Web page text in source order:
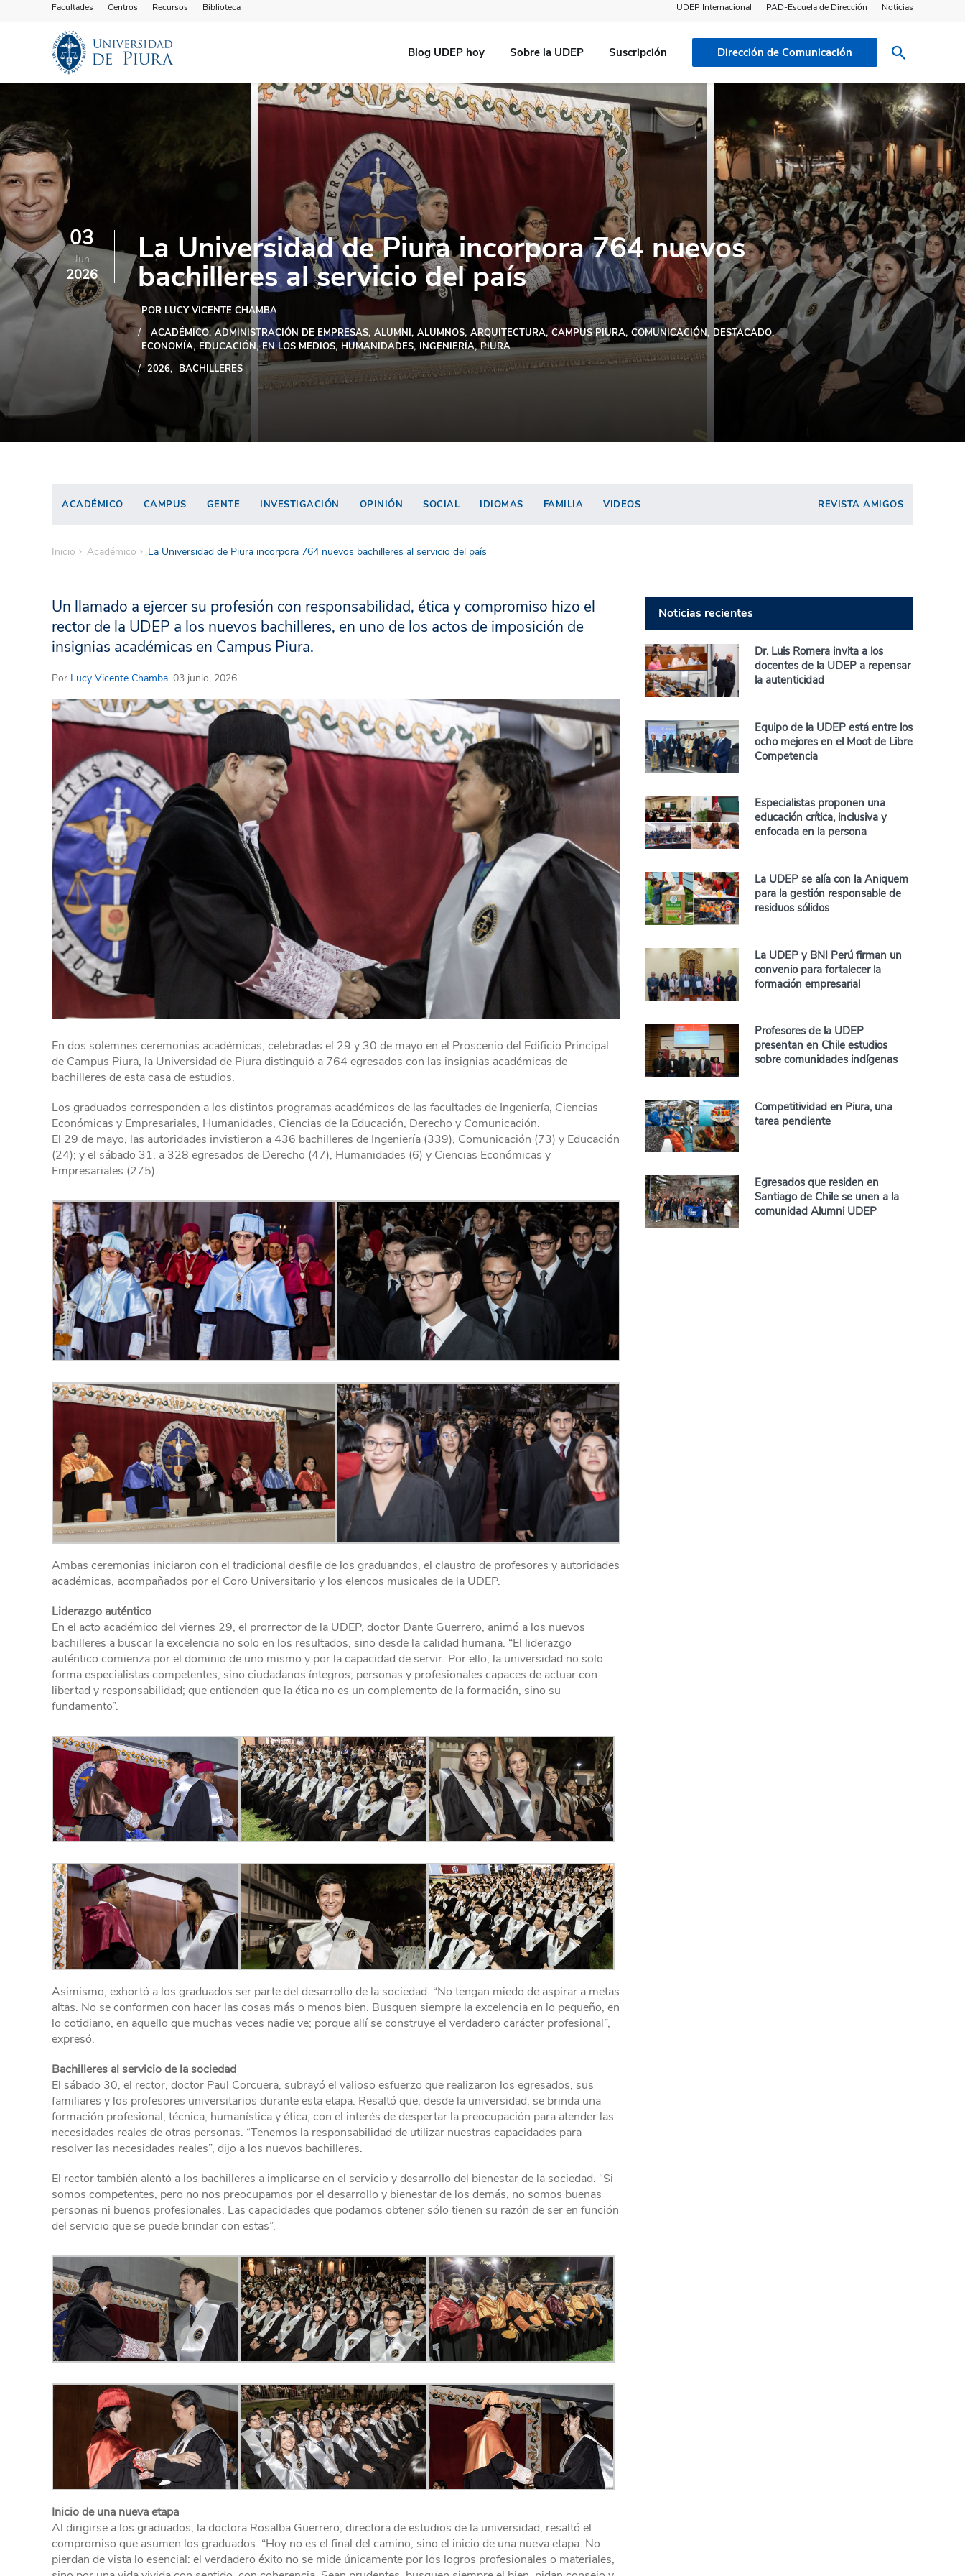
Facultades Centros Recursos Biblioteca UDEP Internacional PAD-Escuela de Dirección Noticias
Blog UDEP hoy Sobre la UDEP Suscripción Dirección de Comunicación
03
Jun
2026
La Universidad de Piura incorpora 764 nuevos
bachilleres al servicio del país
POR LUCY VICENTE CHAMBA
ACADÉMICO ADMINISTRACIÓN DE EMPRESAS ALUMNI ALUMNOS ARQUITECTURA CAMPUS PIURA COMUNICACIÓN DESTACADO
ECONOMÍA EDUCACIÓN EN LOS MEDIOS HUMANIDADES INGENIERÍA PIURA
2026
BACHILLERES
ACADÉMICO CAMPUS GENTE INVESTIGACIÓN OPINIÓN SOCIAL IDIOMAS FAMILIA VIDEOS REVISTA AMIGOS
Inicio Académico La Universidad de Piura incorpora 764 nuevos bachilleres al servicio del país
Un llamado a ejercer su profesión con responsabilidad, ética y compromiso hizo el
rector de la UDEP a los nuevos bachilleres, en uno de los actos de imposición de
insignias académicas en Campus Piura.
Por Lucy Vicente Chamba. 03 junio, 2026.
En dos solemnes ceremonias académicas, celebradas el 29 y 30 de mayo en el Proscenio del Edificio Principal
de Campus Piura, la Universidad de Piura distinguió a 764 egresados con las insignias académicas de
bachilleres de esta casa de estudios.
Los graduados corresponden a los distintos programas académicos de las facultades de Ingeniería, Ciencias
Económicas y Empresariales, Humanidades, Ciencias de la Educación, Derecho y Comunicación.
El 29 de mayo, las autoridades invistieron a 436 bachilleres de Ingeniería (339), Comunicación (73) y Educación
(24); y el sábado 31, a 328 egresados de Derecho (47), Humanidades (6) y Ciencias Económicas y
Empresariales (275).
Ambas ceremonias iniciaron con el tradicional desfile de los graduandos, el claustro de profesores y autoridades
académicas, acompañados por el Coro Universitario y los elencos musicales de la UDEP.
Liderazgo auténtico
En el acto académico del viernes 29, el prorrector de la UDEP, doctor Dante Guerrero, animó a los nuevos
bachilleres a buscar la excelencia no solo en los resultados, sino desde la calidad humana. “El liderazgo
auténtico comienza por el dominio de uno mismo y por la capacidad de servir. Por ello, la universidad no solo
forma especialistas competentes, sino ciudadanos íntegros; personas y profesionales capaces de actuar con
libertad y responsabilidad; que entienden que la ética no es un complemento de la formación, sino su
fundamento”.
Asimismo, exhortó a los graduados ser parte del desarrollo de la sociedad. “No tengan miedo de aspirar a metas
altas. No se conformen con hacer las cosas más o menos bien. Busquen siempre la excelencia en lo pequeño, en
lo cotidiano, en aquello que muchas veces nadie ve; porque allí se construye el verdadero carácter profesional”,
expresó.
Bachilleres al servicio de la sociedad
El sábado 30, el rector, doctor Paul Corcuera, subrayó el valioso esfuerzo que realizaron los egresados, sus
familiares y los profesores universitarios durante esta etapa. Resaltó que, desde la universidad, se brinda una
formación profesional, técnica, humanística y ética, con el interés de despertar la preocupación para atender las
necesidades reales de otras personas. “Tenemos la responsabilidad de utilizar nuestras capacidades para
resolver las necesidades reales”, dijo a los nuevos bachilleres.
El rector también alentó a los bachilleres a implicarse en el servicio y desarrollo del bienestar de la sociedad. “Si
somos competentes, pero no nos preocupamos por el desarrollo y bienestar de los demás, no somos buenas
personas ni buenos profesionales. Las capacidades que podamos obtener sólo tienen su razón de ser en función
del servicio que se puede brindar con estas”.
Inicio de una nueva etapa
Al dirigirse a los graduados, la doctora Rosalba Guerrero, directora de estudios de la universidad, resaltó el
compromiso que asumen los graduados. “Hoy no es el final del camino, sino el inicio de una nueva etapa. No
pierdan de vista lo esencial: el verdadero éxito no se mide únicamente por los logros profesionales o materiales,
Noticias recientes
Dr. Luis Romera invita a los
docentes de la UDEP a repensar
la autenticidad
Equipo de la UDEP está entre los
ocho mejores en el Moot de Libre
Competencia
Especialistas proponen una
educación crítica, inclusiva y
enfocada en la persona
La UDEP se alía con la Aniquem
para la gestión responsable de
residuos sólidos
La UDEP y BNI Perú firman un
convenio para fortalecer la
formación empresarial
Profesores de la UDEP
presentan en Chile estudios
sobre comunidades indígenas
Competitividad en Piura, una
tarea pendiente
Egresados que residen en
Santiago de Chile se unen a la
comunidad Alumni UDEP